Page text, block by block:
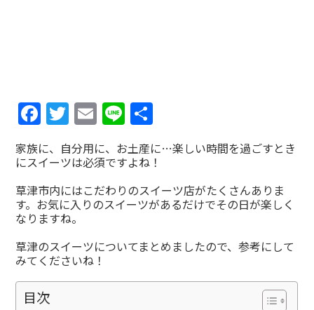
Facebook
Twitter
Email
Line
有
家族に、自分用に、お土産に…楽しい時間を過ごすとき
にスイーツは必須ですよね！
草津市内にはこだわりのスイーツ店がたくさんありま
す。お気に入りのスイーツがあるだけでその日が楽しく
なりますね。
草津のスイーツについてまとめましたので、参考にして
みてくださいね！
目次